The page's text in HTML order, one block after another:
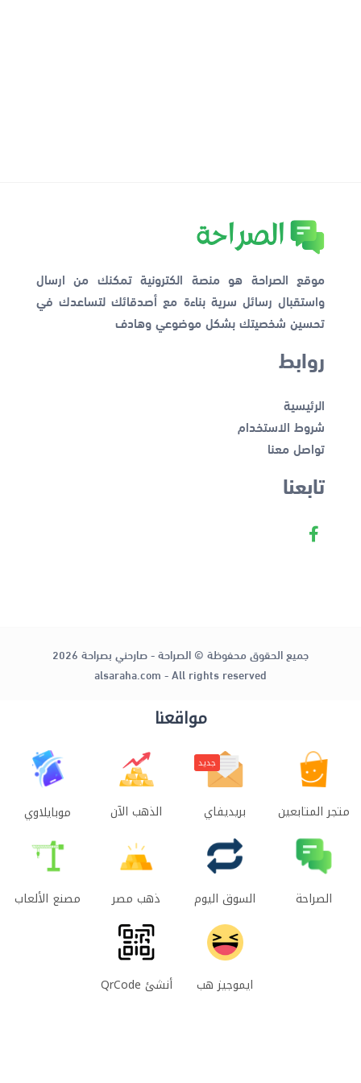
موقع الصراحة هو منصة الكترونية تمكنك من ارسال
واستقبال رسائل سرية بناءة مع أصدقائك لتساعدك في
تحسين شخصيتك بشكل موضوعي وهادف
روابط
الرئيسية
شروط الاستخدام
تواصل معنا
تابعنا
جميع الحقوق محفوظة © الصراحة - صارحني بصراحة 2026
alsaraha.com - All rights reserved